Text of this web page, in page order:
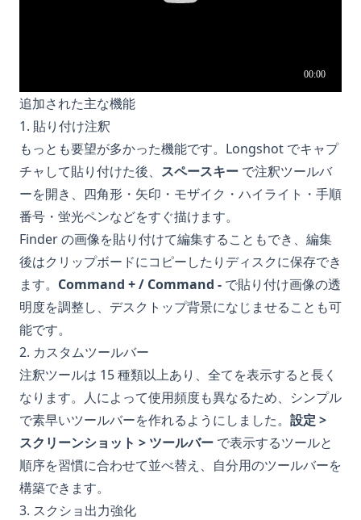
追加された主な機能
1. 貼り付け注釈
もっとも要望が多かった機能です。Longshot でキャプ
チャして貼り付けた後、 スペースキー で注釈ツールバ
ーを開き、四角形・矢印・モザイク・ハイライト・手順
番号・蛍光ペンなどをすぐ描けます。
Finder の画像を貼り付けて編集することもでき、編集
後はクリップボードにコピーしたりディスクに保存でき
ます。 Command + / Command - で貼り付け画像の透
明度を調整し、デスクトップ背景になじませることも可
能です。
2. カスタムツールバー
注釈ツールは 15 種類以上あり、全てを表示すると長く
なります。人によって使用頻度も異なるため、シンプル
で素早いツールバーを作れるようにしました。 設定 >
スクリーンショット > ツールバー で表示するツールと
順序を習慣に合わせて並べ替え、自分用のツールバーを
構築できます。
3. スクショ出力強化